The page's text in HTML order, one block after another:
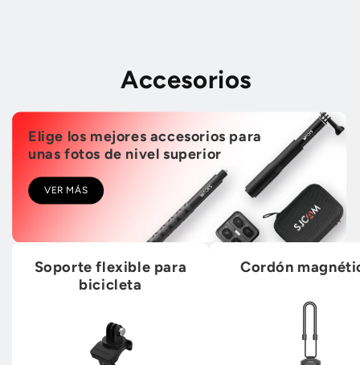
Accesorios
Elige los mejores accesorios para
unas fotos de nivel superior
VER MÁS
Soporte flexible para
bicicleta
Cordón